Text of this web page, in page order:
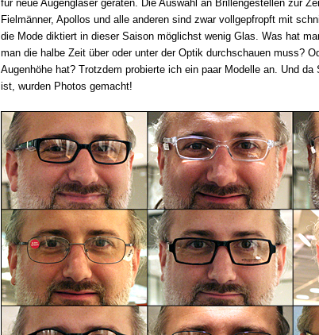
für neue Augengläser geraten. Die Auswahl an Brillengestellen zur
Fielmänner, Apollos und alle anderen sind zwar vollgepfropft mit
die Mode diktiert in dieser Saison möglichst wenig Glas. Was hat
man die halbe Zeit über oder unter der Optik durchschauen muss?
Augenhöhe hat? Trotzdem probierte ich ein paar Modelle an. Und da
ist, wurden Photos gemacht!